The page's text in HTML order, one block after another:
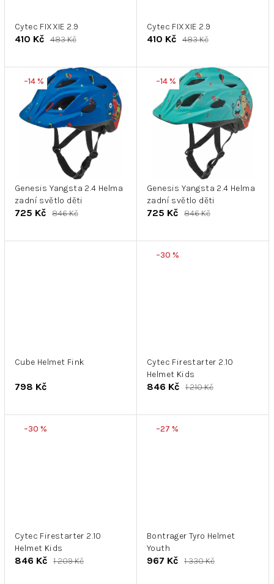
ů
d
u
Cytec FIXXIE 2.9
410 Kč 483 Kč
Cytec FIXXIE 2.9
410 Kč 483 Kč
–14 %
Genesis Yangsta 2.4 Helma
zadní světlo děti
725 Kč 846 Kč
–14 %
Genesis Yangsta 2.4 Helma
zadní světlo děti
725 Kč 846 Kč
Cube Helmet Fink
798 Kč
–30 %
Cytec Firestarter 2.10
Helmet Kids
846 Kč 1 210 Kč
–30 %
Cytec Firestarter 2.10
Helmet Kids
846 Kč 1 209 Kč
–27 %
Bontrager Tyro Helmet
Youth
967 Kč 1 330 Kč